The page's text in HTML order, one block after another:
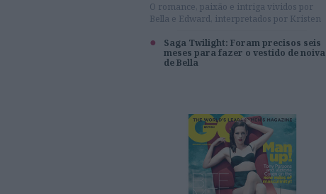
O romance, paixão e intriga vividos por
Bella e Edward, interpretados por Kristen
de fãs ao cinema nos Estados Unidos
Saga Twilight: Foram precisos seis
meses para fazer o vestido de noiva
de Bella